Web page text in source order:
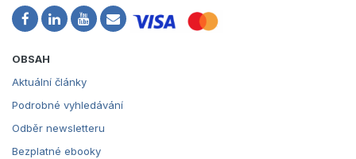
OBSAH
Aktuální články
Podrobné vyhledávání
Odběr newsletteru
Bezplatné ebooky